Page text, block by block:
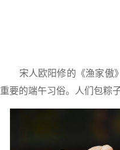
宋人欧阳修的《渔家傲
重要的端午习俗。人们包粽